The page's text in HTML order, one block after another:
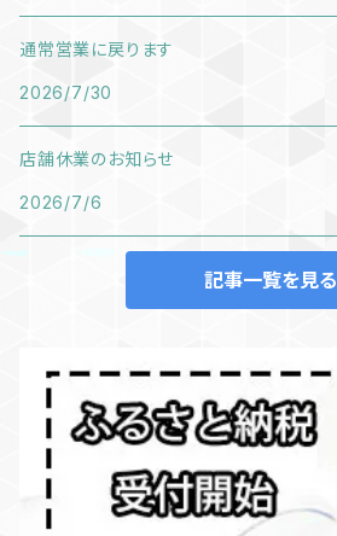
通常営業に戻ります
2026/7/30
店舗休業のお知らせ
2026/7/6
記事一覧を見る